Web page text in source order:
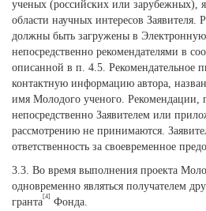
ученых (российских или зарубежных),
области научных интересов Заявителя.
должны быть загружены в Электронную
непосредственно рекомендателями в
описанной в п. 4.5. Рекомендательное
контактную информацию автора,
имя Молодого ученого. Рекомендации,
непосредственно Заявителем или
рассмотрению не принимаются.
ответственность за своевременное
3.3. Во время выполнения проекта
одновременно являться получателем
гранта[4] Фонда.